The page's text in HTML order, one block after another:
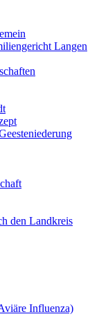
Langen
den Landkreis
Influenza)